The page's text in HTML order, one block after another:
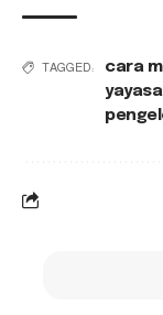
TAGGED: cara